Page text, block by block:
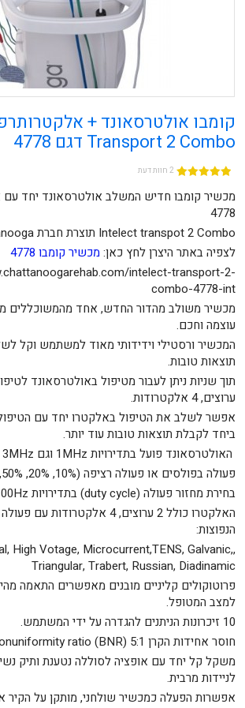
Transport 2 Combo דגם 4778
2 חוות דעת
מכשיר קומבו חדיש המשלב אולטרסאונד יחד עם
4778
Intelect transpot 2 Combo תוצרת חברת Chattanooga ארה"ב.
לצפיה באתר היצרן לחץ כאן:מכשיר קומבו 4778
intelect-transport-2-
combo-4778-int
מכשיר משולב מהדור החדש, אחד מהמשוכללים
עוצמה וחכם.
המכשיר ורסטילי וידידותי מאוד למשתמש וקל
תוצאות טובות.
ערוצים, 4 אלקטרודות.
אפשר לשלב את הטיפול באלקטרו יחד עם
ביחד לקבלת תוצאות טובות עוד יותר.
האולטרסאונד פועל בתדירויות 1MHz וגם 3MHz
פעולה בפולסים או פעולה רציפה (10%, 20%, 50%, 100%)
בחירת מחזור פעולה (duty cycle) בתדירויות 16Hz, 48Hz, 100Hz
האלקטרו כולל 2 ערוצים, 4
הנפוצות:
High Votage, Microcurrent,TENS, Galvanic,
Triangular, Trabert, Russian, Diadinamic
פרוטוקולים קליניים מובנים מאפשרים התאמה
למצב המטופל.
10 זיכרונות הניתנים להגדרה על ידי המשתמש.
חוסר אחידות הקרן Beam nonuniformity ratio (BNR) 5:1 מקסימום.
משקל קל יחד עם אופציה לסוללה נטענת ותיק
לניידות מרבית.
אפשרות הפעלה כמכשיר שולחני, מותקן על הקיר